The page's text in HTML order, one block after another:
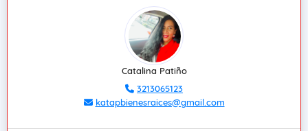
Catalina Patiño
3213065123
katapbienesraices@gmail.com